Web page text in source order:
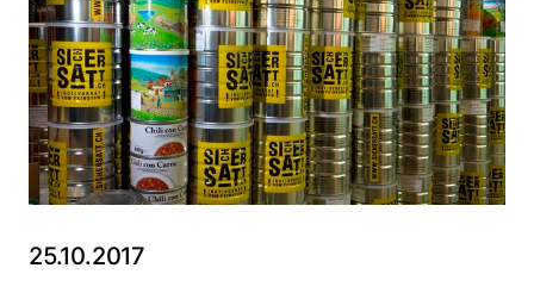
25.10.2017